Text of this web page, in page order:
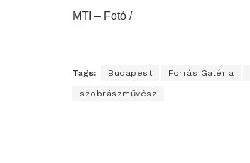
MTI – Fotó /
Tags: Budapest Forrás Galéria
szobrászművész